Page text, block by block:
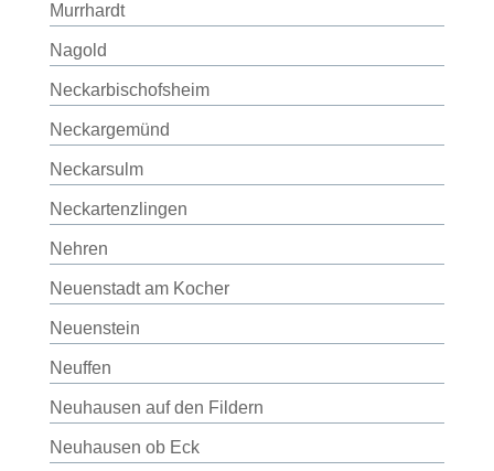
Murrhardt
Nagold
Neckarbischofsheim
Neckargemünd
Neckarsulm
Neckartenzlingen
Nehren
Neuenstadt am Kocher
Neuenstein
Neuffen
Neuhausen auf den Fildern
Neuhausen ob Eck